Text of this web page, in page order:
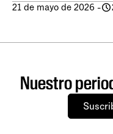
21 de mayo de 2026 -
Nuestro